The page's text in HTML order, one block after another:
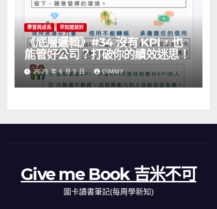
學習與成長 早知道就好
《底層邏輯》#34 沒有 KPI，也
能管好公司？打破你的績效迷思！
2025 年 6 月 5 日 GIMMY
Give me Book 吉米不可
圖卡讀書筆記(每周學新知)